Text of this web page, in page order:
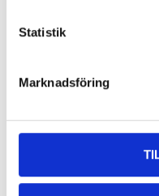
Statistik
Marknadsföringabout the
Other